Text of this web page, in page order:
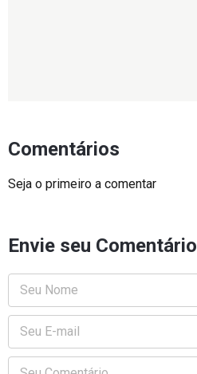
Comentários
Seja o primeiro a comentar
Envie seu Comentário